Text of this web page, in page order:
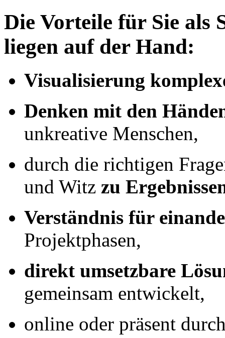
Die Vorteile für Sie als
liegen auf der Hand:
Visualisierung
Denken mit den
unkreative Menschen,
durch die richtigen
und Witz zu
Verständnis für
Projektphasen,
direkt umsetzbare
gemeinsam entwickelt,
online oder präsent